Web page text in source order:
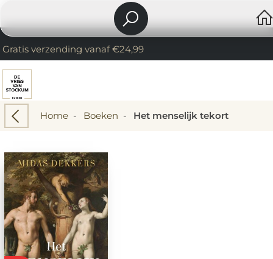
Gratis verzending vanaf €24,99
Home- Boeken - Het menselijk tekort